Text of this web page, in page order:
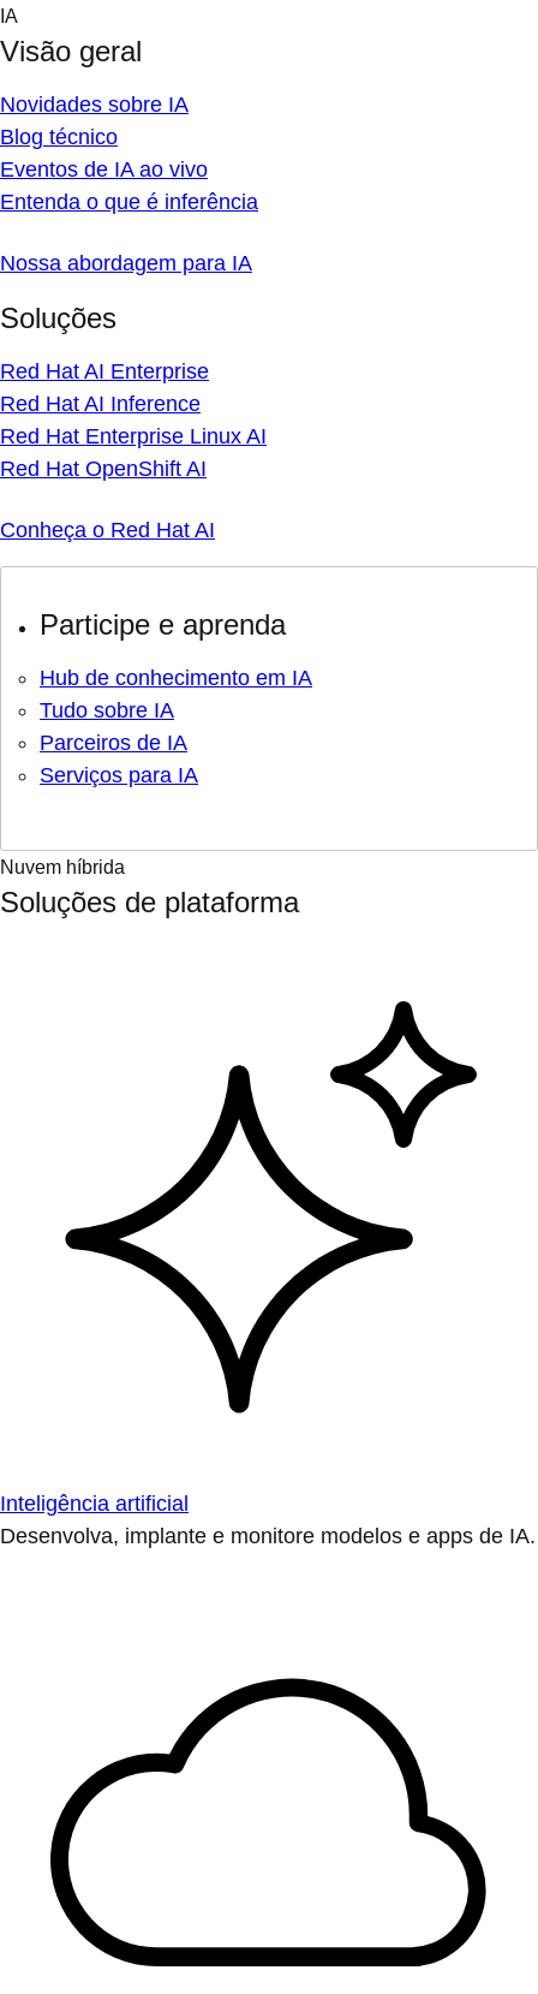
Skip
content
IA
Visão geral
Novidades sobre IA
Blog técnico
Eventos de IA ao vivo
Entenda o que é inferência
Nossa abordagem para IA
Soluções
Red Hat AI Enterprise
Red Hat AI Inference
Red Hat Enterprise Linux AI
Red Hat OpenShift AI
Conheça o Red Hat AI
Participe e aprenda
Hub de conhecimento em IA
Tudo sobre IA
Parceiros de IA
Serviços para IA
Nuvem híbrida
Soluções de plataforma
Inteligência artificial
Desenvolva, implante e monitore modelos e apps de IA.